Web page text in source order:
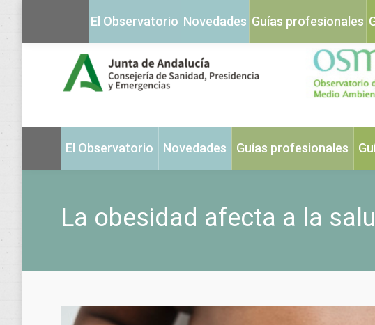
El Observatorio Novedades Guías profesionales
La obesidad afecta a la
El Observatorio Novedades Guías profesionales